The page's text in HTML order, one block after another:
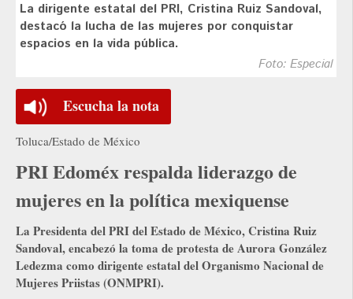
La dirigente estatal del PRI, Cristina Ruiz Sandoval,
destacó la lucha de las mujeres por conquistar
espacios en la vida pública.
Foto: Especial
Escucha la nota
Toluca/Estado de México
PRI Edoméx respalda liderazgo de
mujeres en la política mexiquense
La Presidenta del PRI del Estado de México, Cristina Ruiz
Sandoval, encabezó la toma de protesta de Aurora González
Ledezma como dirigente estatal del Organismo Nacional de
Mujeres Priistas (ONMPRI).